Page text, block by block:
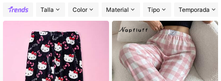
Talla
Color Material Tipo Temporada